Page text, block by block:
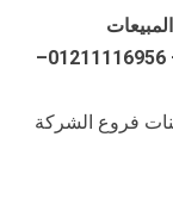
موبايل 01211116954 – 01211116955 – 01211116956–
فروع الشركة